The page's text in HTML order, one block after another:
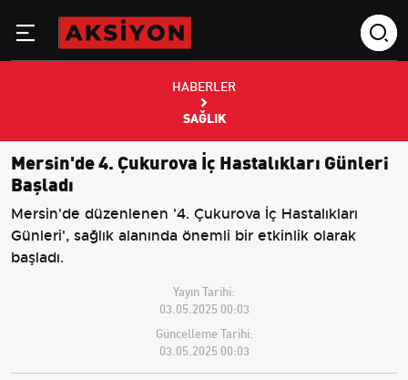
HABERLER
SAĞLIK
Mersin'de 4. Çukurova İç Hastalıkları Günleri
Başladı
Mersin'de düzenlenen '4. Çukurova İç Hastalıkları
Günleri', sağlık alanında önemli bir etkinlik olarak
başladı.
Yayın Tarihi:
03.05.2025 00:03
Güncelleme Tarihi:
03.05.2025 00:03